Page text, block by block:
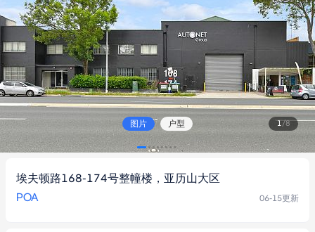
图片 户型 1/8
埃夫顿路168-174号整幢楼，亚历山大区
POA
06-15更新